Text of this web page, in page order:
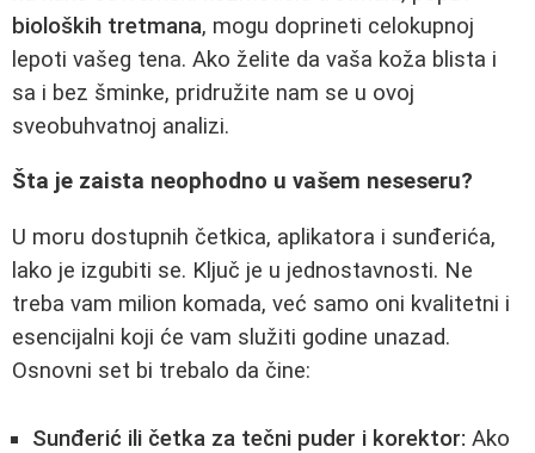
bioloških tretmana, mogu doprineti celokupnoj
lepoti vašeg tena. Ako želite da vaša koža blista i
sa i bez šminke, pridružite nam se u ovoj
sveobuhvatnoj analizi.
Šta je zaista neophodno u vašem neseseru?
U moru dostupnih četkica, aplikatora i sunđerića,
lako je izgubiti se. Ključ je u jednostavnosti. Ne
treba vam milion komada, već samo oni kvalitetni i
esencijalni koji će vam služiti godine unazad.
Osnovni set bi trebalo da čine:
Sunđerić ili četka za tečni puder i korektor: Ako